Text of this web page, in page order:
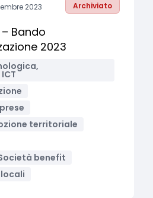
2023 Archiviato
Bando
2023
territoriale
benefit